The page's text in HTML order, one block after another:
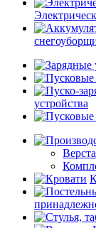
устройства